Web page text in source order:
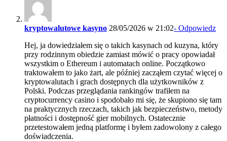
kryptowalutowe kasyno 28/05/2026 w 21:02- Odpowiedz
Hej, ja dowiedziałem się o takich kasynach od kuzyna, który
przy rodzinnym obiedzie zamiast mówić o pracy opowiadał
wszystkim o Ethereum i automatach online. Początkowo
traktowałem to jako żart, ale później zacząłem czytać więcej o
kryptowalutach i grach dostępnych dla użytkowników z
Polski. Podczas przeglądania rankingów trafiłem na
cryptocurrency casino i spodobało mi się, że skupiono się tam
na praktycznych rzeczach, takich jak bezpieczeństwo, metody
płatności i dostępność gier mobilnych. Ostatecznie
przetestowałem jedną platformę i byłem zadowolony z całego
doświadczenia.